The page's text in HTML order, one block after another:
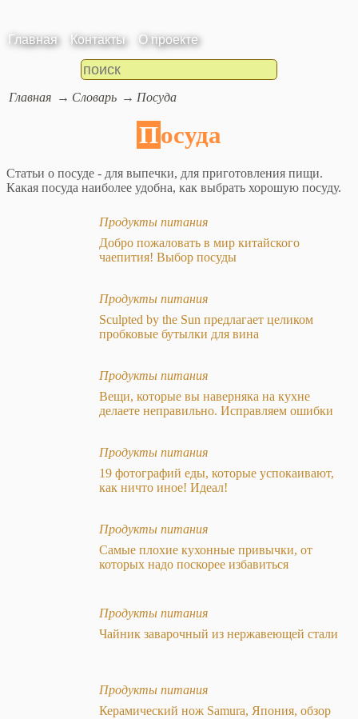
Главная Контакты О проекте
Главная Словарь Посуда
Посуда
Статьи о посуде - для выпечки, для приготовления пищи.
Какая посуда наиболее удобна, как выбрать хорошую посуду.
Продукты питания
Добро пожаловать в мир китайского
чаепития! Выбор посуды
Продукты питания
Sculpted by the Sun предлагает целиком
пробковые бутылки для вина
Продукты питания
Вещи, которые вы наверняка на кухне
делаете неправильно. Исправляем ошибки
Продукты питания
19 фотографий еды, которые успокаивают,
как ничто иное! Идеал!
Продукты питания
Самые плохие кухонные привычки, от
которых надо поскорее избавиться
Продукты питания
Чайник заварочный из нержавеющей стали
Продукты питания
Керамический нож Samura, Япония, обзор